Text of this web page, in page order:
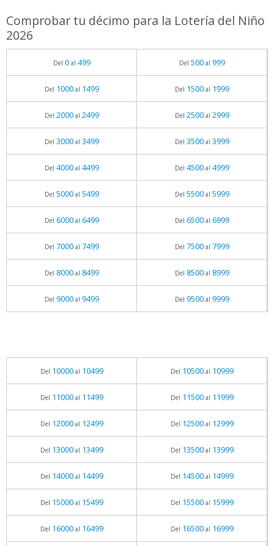
Comprobar tu décimo para la Lotería del Niño
2026
Del 0al 499 Del 500al 999
Del 1000al 1499 Del 1500al 1999
Del 2000al 2499 Del 2500al 2999
Del 3000al 3499 Del 3500al 3999
Del 4000al 4499 Del 4500al 4999
Del 5000al 5499 Del 5500al 5999
Del 6000al 6499 Del 6500al 6999
Del 7000al 7499 Del 7500al 7999
Del 8000al 8499 Del 8500al 8999
Del 9000al 9499 Del 9500al 9999
Del 10000al 10499 Del 10500al 10999
Del 11000al 11499 Del 11500al 11999
Del 12000al 12499 Del 12500al 12999
Del 13000al 13499 Del 13500al 13999
Del 14000al 14499 Del 14500al 14999
Del 15000al 15499 Del 15500al 15999
Del 16000al 16499 Del 16500al 16999